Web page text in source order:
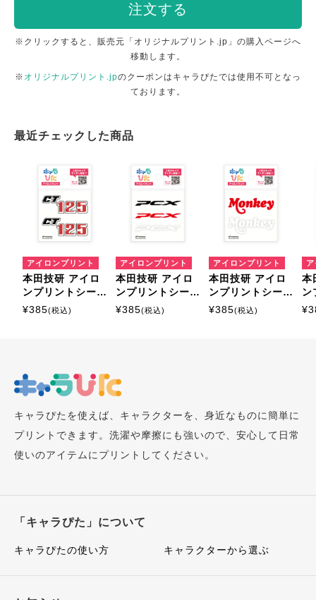
注文する
※クリックすると、販売元「オリジナルプリント.jp」の購入ページへ
移動します。
※ オリジナルプリント.jpのクーポンはキャラぴたでは使用不可となっ
ております。
最近チェックした商品
アイロンプリント
本田技研 アイロ
ンプリントシート
ミニサイズ
¥385(税込)
アイロンプリント
本田技研 アイロ
ンプリントシート
ミニサイズ
¥385(税込)
アイロンプリント
本田技研 アイロ
ンプリントシート
ミニサイズ
¥385(税込)
本
ン
ミ
¥
キャラぴたを使えば、キャラクターを、身近なものに簡単に
プリントできます。洗濯や摩擦にも強いので、安心して日常
使いのアイテムにプリントしてください。
「キャラぴた」について
キャラぴたの使い方 キャラクターから選ぶ